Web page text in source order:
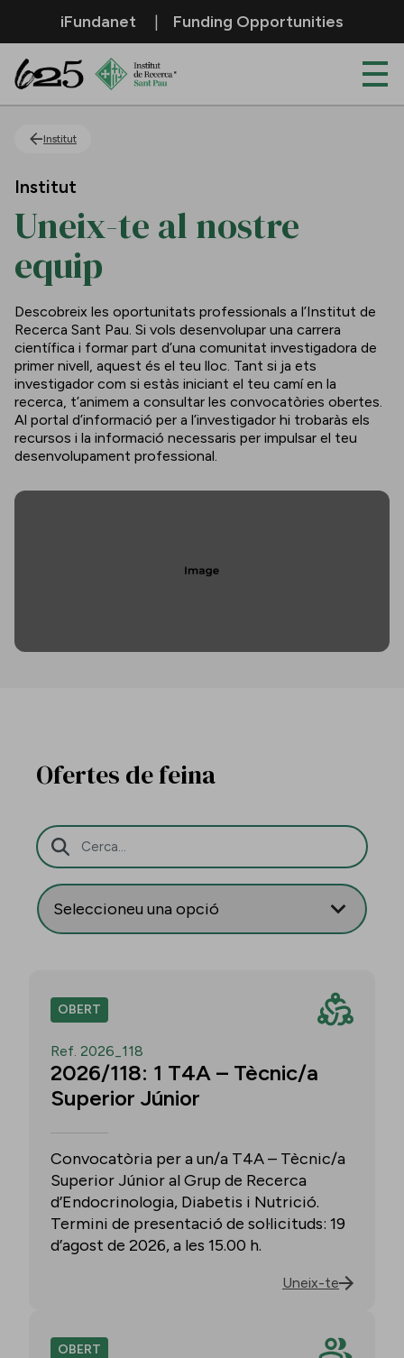
Salta al contingut principal
iFundanet Funding Opportunities
Institut
Institut
Uneix-te al nostre
equip
Descobreix les oportunitats professionals a l’Institut de
Recerca Sant Pau. Si vols desenvolupar una carrera
científica i formar part d’una comunitat investigadora de
primer nivell, aquest és el teu lloc. Tant si ja ets
investigador com si estàs iniciant el teu camí en la
recerca, t’animem a consultar les convocatòries obertes.
Al portal d’informació per a l’investigador hi trobaràs els
recursos i la informació necessaris per impulsar el teu
desenvolupament professional.
Ofertes de feina
Barra de cerca
OBERT
Ref. 2026_118
2026/118: 1 T4A – Tècnic/a
Superior Júnior
Convocatòria per a un/a T4A – Tècnic/a
Superior Júnior al Grup de Recerca
d’Endocrinologia, Diabetis i Nutrició.
Termini de presentació de sol·licituds: 19
d’agost de 2026, a les 15.00 h.
Uneix-te
OBERT